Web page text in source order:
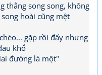
thẳng song song, không
hoài cũng mệt
gặp rồi đấy nhưng
khổ
đường là một"